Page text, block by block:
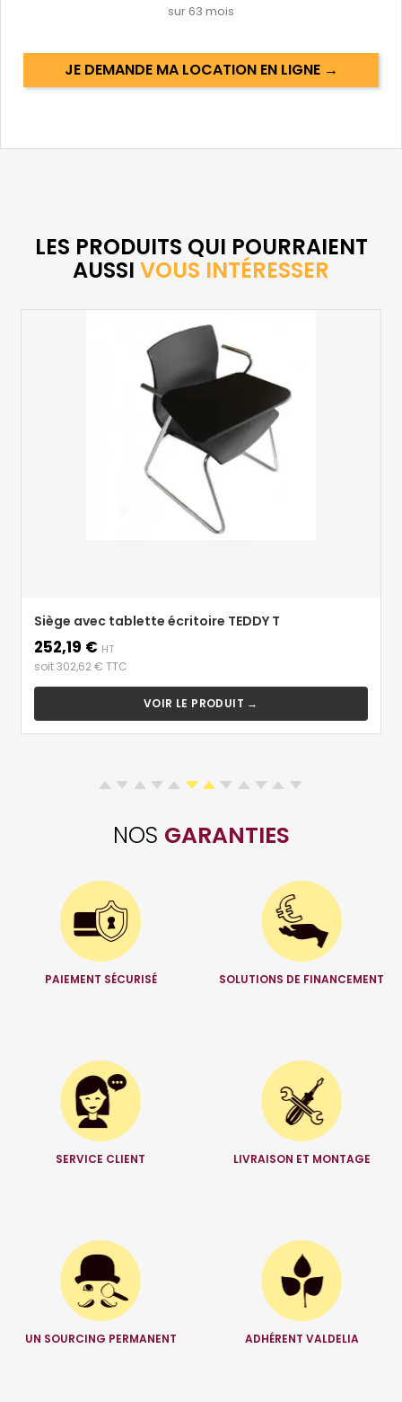
sur 63 mois
JE DEMANDE MA LOCATION EN LIGNE →
LES PRODUITS QUI POURRAIENT
AUSSI VOUS INTÉRESSER
Siège avec tablette écritoire TEDDY T
Prix
252,19 € HT
soit 302,62 € TTC
VOIR LE PRODUIT →
NOS GARANTIES
PAIEMENT SÉCURISÉ SOLUTIONS DE FINANCEMENT
SERVICE CLIENT LIVRAISON ET MONTAGE
UN SOURCING PERMANENT ADHÉRENT VALDELIA